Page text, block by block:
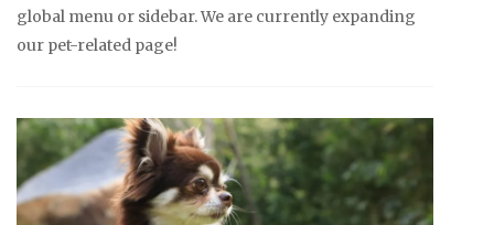
global menu or sidebar. We are currently expanding
our pet-related page!